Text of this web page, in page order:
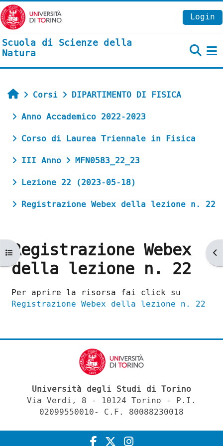
Vai al contenuto principale
Login
Scuola di Scienze della
Natura
Apri indice del corso
Home
Corsi
DIPARTIMENTO DI FISICA
Anno Accademico 2022-2023
Corso di Laurea Triennale in Fisica
III Anno
MFN0583_22_23
Lezione 22 (2023-05-18)
Registrazione Webex della lezione n. 22
Registrazione Webex
della lezione n. 22
Aggregazione dei criteri
Per aprire la risorsa fai click su
Registrazione Webex della lezione n. 22
Università degli Studi di Torino
Via Verdi, 8 - 10124 Torino - P.I.
02099550010- C.F. 80088230018